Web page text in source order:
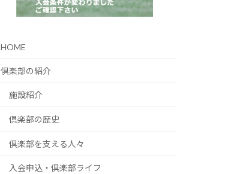
HOME
倶楽部の紹介
施設紹介
倶楽部の歴史
倶楽部を支える人々
入会申込・倶楽部ライフ